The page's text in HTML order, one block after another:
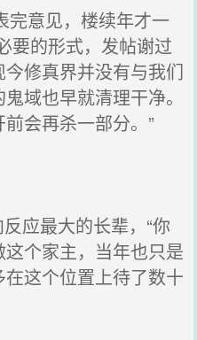
意见，楼续年才一
要的形式，发帖谢过
修真界并没有与我们
域也早就清理干净。
会再杀一部分。”
应最大的长辈，“你
个家主，当年也只是
这个位置上待了数十